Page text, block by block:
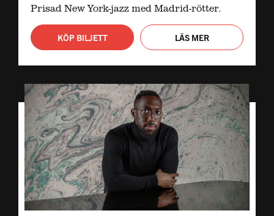
Prisad New York-jazz med Madrid-rötter.
KÖP BILJETT LÄS MER